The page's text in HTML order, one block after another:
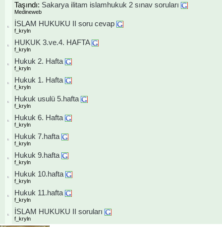
Taşındı: Sakarya ilitam islamhukuk 2 sınav soruları
Medineweb
İSLAM HUKUKU II soru cevap
f_kryln
HUKUK 3.ve.4. HAFTA
f_kryln
Hukuk 2. Hafta
f_kryln
Hukuk 1. Hafta
f_kryln
Hukuk usulü 5.hafta
f_kryln
Hukuk 6. Hafta
f_kryln
Hukuk 7.hafta
f_kryln
Hukuk 9.hafta
f_kryln
Hukuk 10.hafta
f_kryln
Hukuk 11.hafta
f_kryln
İSLAM HUKUKU II soruları
f_kryln